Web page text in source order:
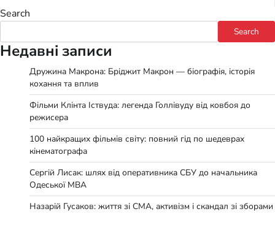
Search
Search
Недавні записи
Дружина Макрона: Бріджит Макрон — біографія, історія
кохання та вплив
Фільми Клінта Іствуда: легенда Голлівуду від ковбоя до
режисера
100 найкращих фільмів світу: повний гід по шедеврах
кінематографа
Сергій Лисак: шлях від оперативника СБУ до начальника
Одеської МВА
Назарій Гусаков: життя зі СМА, активізм і скандал зі зборами